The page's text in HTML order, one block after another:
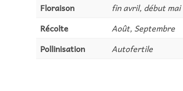
Floraison
fin avril, début mai
Récolte
Août, Septembre
Pollinisation
Autofertile